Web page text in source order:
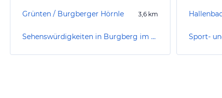
Grünten / Burgberger Hörnle 3,6 km
Sehenswürdigkeiten in Burgberg im Allgäu